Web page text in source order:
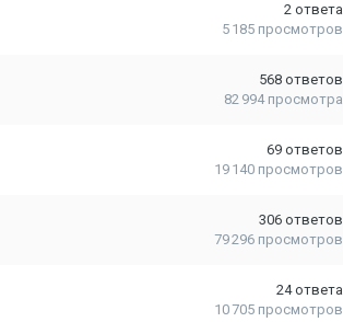
2 ответа
5 185 просмотров
568 ответов
82 994 просмотра
69 ответов
19 140 просмотров
306 ответов
79 296 просмотров
24 ответа
10 705 просмотров